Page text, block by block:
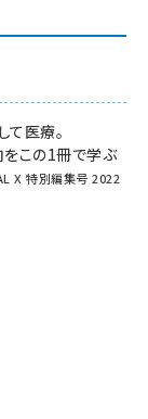
て医療。
この1冊で学ぶ
X 特別編集号 2022